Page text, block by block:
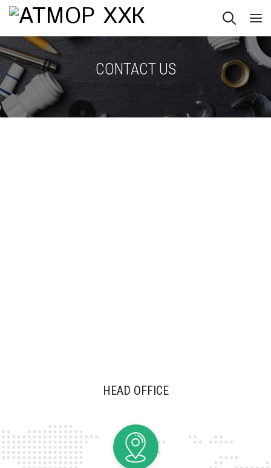
CONTACT US
HEAD OFFICE